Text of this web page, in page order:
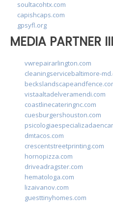
soultacohtx.com
capishcaps.com
gpsyfl.org
MEDIA PARTNER III
vwrepairarlington.com
cleaningservicebaltimore-
vistaaltadelveramendi.com
coastlinecateringnc.com
cuesburgershouston.com
dmtacos.com
crescentstreetprinting.com
hornopizza.com
driveadragster.com
hematologa.com
lizaivanov.com
guesttinyhomes.com